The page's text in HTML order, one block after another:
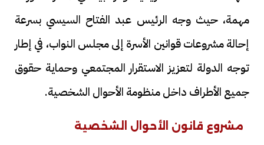
مهمة، حيث وجه الرئيس عبد الفتاح السيسي بسرعة
إحالة مشروعات قوانين الأسرة إلى مجلس النواب، في إطار
توجه الدولة لتعزيز الاستقرار المجتمعي وحماية حقوق
جميع الأطراف داخل منظومة الأحوال الشخصية.
مشروع قانون الأحوال الشخصية